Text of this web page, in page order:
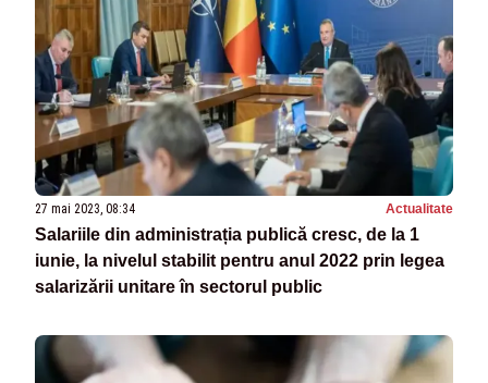
27 mai 2023, 08:34 Actualitate
Salariile din administrația publică cresc, de la 1
iunie, la nivelul stabilit pentru anul 2022 prin legea
salarizării unitare în sectorul public